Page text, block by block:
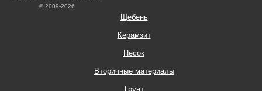
© 2009-2026
Щебень
Керамзит
Песок
Вторичные материалы
Грунт